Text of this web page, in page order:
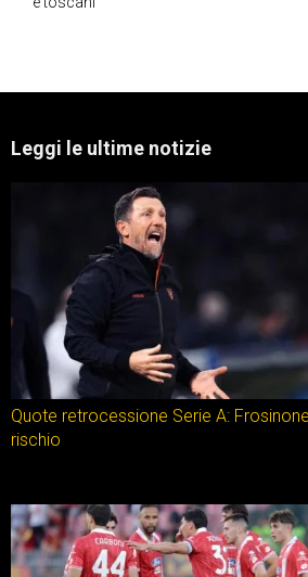
Leggi le ultime notizie
Quote retrocessione Serie A:
rischio